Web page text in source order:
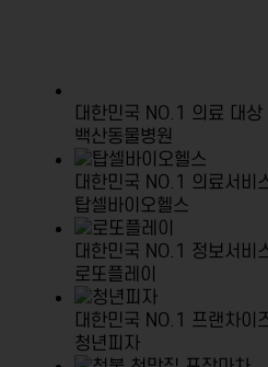
대한민국 NO.1 의료 대상
백산동물병원
대한민국 NO.1 의료서비
탑셀바이오헬스
대한민국 NO.1 정보서비
로또플레이
대한민국 NO.1 프랜차이
청년피자